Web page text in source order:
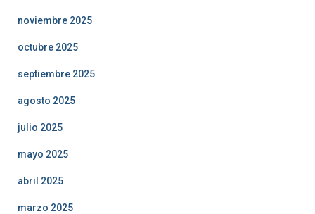
noviembre 2025
octubre 2025
septiembre 2025
agosto 2025
julio 2025
mayo 2025
abril 2025
marzo 2025